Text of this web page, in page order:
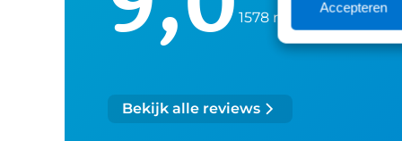
Accepteren
1578 reviews
Bekijk alle reviews